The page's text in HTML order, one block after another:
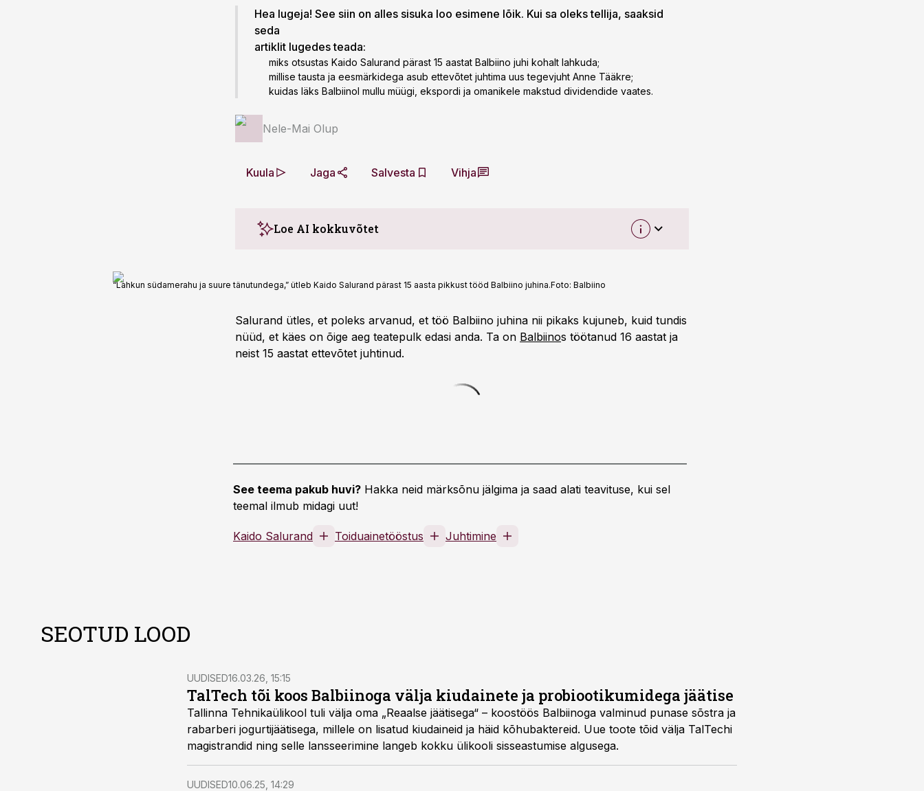
Hea lugeja! See siin on alles sisuka loo esimene lõik. Kui sa oleks tellija, saaksid
seda
artiklit lugedes teada:
miks otsustas Kaido Salurand pärast 15 aastat Balbiino juhi kohalt lahkuda;
millise tausta ja eesmärkidega asub ettevõtet juhtima uus tegevjuht Anne Tääkre;
kuidas läks Balbiinol mullu müügi, ekspordi ja omanikele makstud dividendide vaates.
Nele-Mai Olup
Kuula Jaga Salvesta Vihja
Loe AI kokkuvõtet
“Lahkun südamerahu ja suure tänutundega,” ütleb Kaido Salurand pärast 15 aasta pikkust tööd Balbiino juhina.Foto: Balbiino
Salurand ütles, et poleks arvanud, et töö Balbiino juhina nii pikaks kujuneb, kuid tundis
nüüd, et käes on õige aeg teatepulk edasi anda. Ta on Balbiinos töötanud 16 aastat ja
neist 15 aastat ettevõtet juhtinud.
See teema pakub huvi? Hakka neid märksõnu jälgima ja saad alati teavituse, kui sel
teemal ilmub midagi uut!
Kaido Salurand Toiduainetööstus Juhtimine
SEOTUD LOOD
UUDISED16.03.26, 15:15
TalTech tõi koos Balbiinoga välja kiudainete ja probiootikumidega jäätise
Tallinna Tehnikaülikool tuli välja oma „Reaalse jäätisega“ – koostöös Balbiinoga valminud punase sõstra ja
rabarberi jogurtijäätisega, millele on lisatud kiudaineid ja häid kõhubaktereid. Uue toote tõid välja TalTechi
magistrandid ning selle lansseerimine langeb kokku ülikooli sisseastumise algusega.
UUDISED10.06.25, 14:29